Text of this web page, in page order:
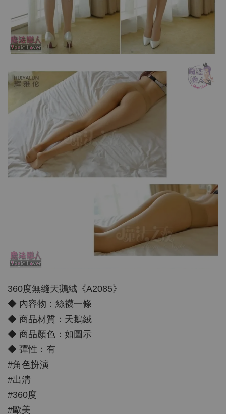
360度無縫天鵝絨《A2085》
◆ 內容物：絲襪一條
◆ 商品材質：天鵝絨
◆ 商品顏色：如圖示
◆ 彈性：有
#角色扮演
#出清
#360度
#歐美